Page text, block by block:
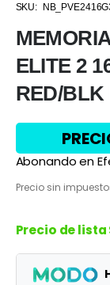
SKU:
ELITE 2
RED/BLK
Abonando en
Precio sin
Precio de lista